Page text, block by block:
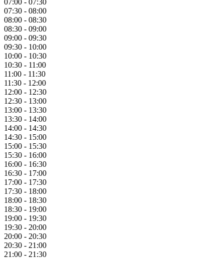
07:00 - 07:30
07:30 - 08:00
08:00 - 08:30
08:30 - 09:00
09:00 - 09:30
09:30 - 10:00
10:00 - 10:30
10:30 - 11:00
11:00 - 11:30
11:30 - 12:00
12:00 - 12:30
12:30 - 13:00
13:00 - 13:30
13:30 - 14:00
14:00 - 14:30
14:30 - 15:00
15:00 - 15:30
15:30 - 16:00
16:00 - 16:30
16:30 - 17:00
17:00 - 17:30
17:30 - 18:00
18:00 - 18:30
18:30 - 19:00
19:00 - 19:30
19:30 - 20:00
20:00 - 20:30
20:30 - 21:00
21:00 - 21:30